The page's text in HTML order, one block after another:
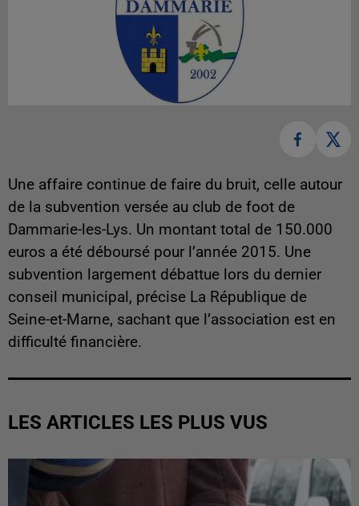
Une affaire continue de faire du bruit, celle autour
de la subvention versée au club de foot de
Dammarie-les-Lys. Un montant total de 150.000
euros a été déboursé pour l’année 2015. Une
subvention largement débattue lors du dernier
conseil municipal, précise La République de
Seine-et-Marne, sachant que l’association est en
difficulté financière.
LES ARTICLES LES PLUS VUS